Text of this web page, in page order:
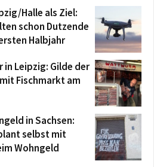
Halle als Ziel:
schon Dutzende
Halbjahr
Leipzig: Gilde der
Fischmarkt am
in Sachsen:
selbst mit
Wohngeld